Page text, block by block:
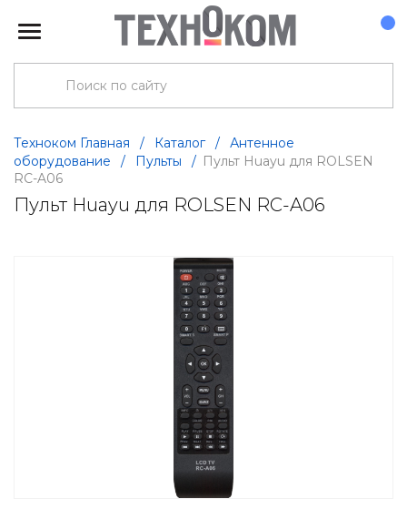
Техноком Главная / Каталог /
Антенное
оборудование
/ Пульты / Пульт Huayu для ROLSEN
RC-A06
Пульт Huayu для ROLSEN RC-A06